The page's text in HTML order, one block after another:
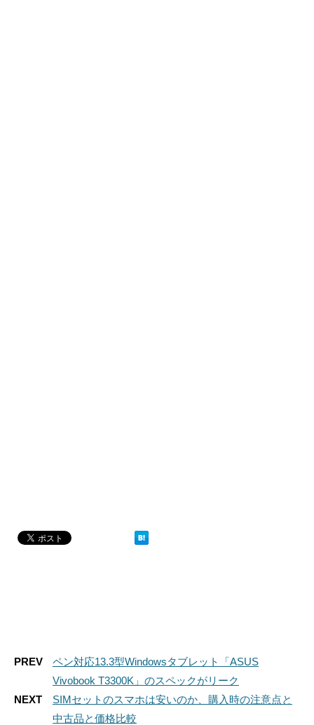
PREV
ペン対応13.3型Windowsタブレット「ASUS
Vivobook T3300K」のスペックがリーク
NEXT
SIMセットのスマホは安いのか、購入時の注意点と
中古品と価格比較